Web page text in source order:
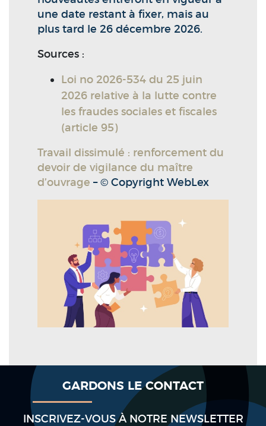
une date restant à fixer, mais au
plus tard le 26 décembre 2026.
Sources :
Loi no 2026-534 du 25 juin
2026 relative à la lutte contre
les fraudes sociales et fiscales
(article 95)
Travail dissimulé : renforcement du
devoir de vigilance du maître
d’ouvrage – © Copyright WebLex
GARDONS LE CONTACT
INSCRIVEZ-VOUS À NOTRE NEWSLETTER